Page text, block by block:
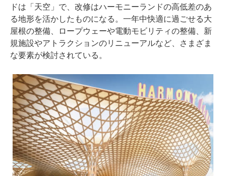
ドは「天空」で、改修はハーモニーランドの高低差のあ
る地形を活かしたものになる。一年中快適に過ごせる大
屋根の整備、ロープウェーや電動モビリティの整備、新
規施設やアトラクションのリニューアルなど、さまざま
な要素が検討されている。